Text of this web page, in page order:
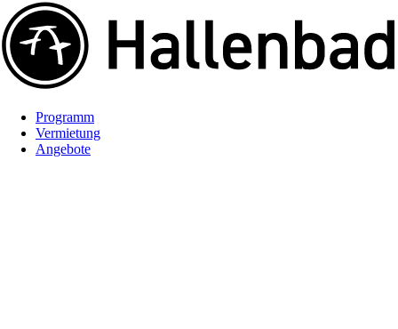
Programm
Vermietung
Angebote